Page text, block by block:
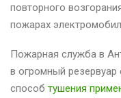
повторного
пожарах
Пожарная служба в
в огромный резервуар
способ тушения